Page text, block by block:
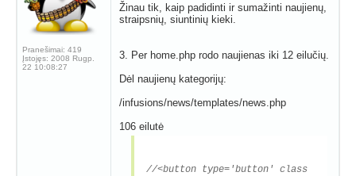
Pranešimai: 419
Įstojęs: 2008 Rugp.
22 10:08:27
Žinau tik, kaip padidinti ir sumažinti naujienų,
straipsnių, siuntinių kieki.
3. Per home.php rodo naujienas iki 12 eilučių.
Dėl naujienų kategorijų:
/infusions/news/templates/news.php
106 eilutė
//<button type='button' class